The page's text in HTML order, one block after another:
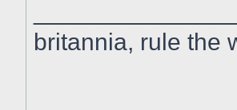
britannia, rule the